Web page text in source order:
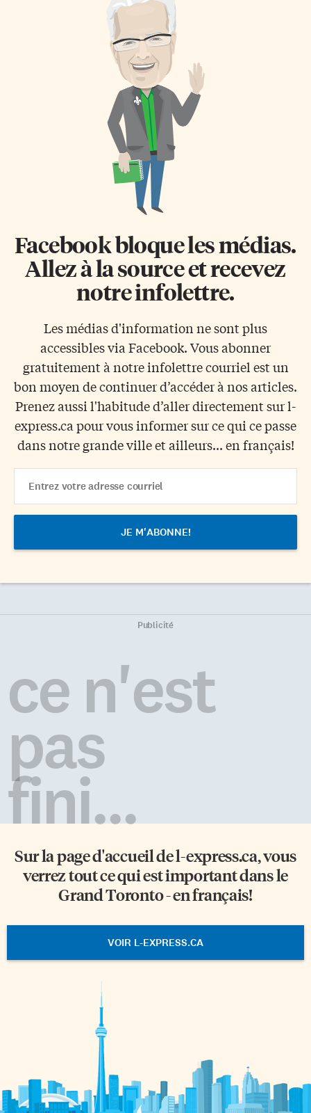
Facebook bloque les médias.
Allez à la source et recevez
notre infolettre.
Les médias d'information ne sont plus
accessibles via Facebook. Vous abonner
gratuitement à notre infolettre courriel est un
bon moyen de continuer d’accéder à nos articles.
Prenez aussi l'habitude d’aller directement sur l-
express.ca pour vous informer sur ce qui ce passe
dans notre grande ville et ailleurs... en français!
Address
Publicité
ce n'est
pas
fini...
Sur la page d'accueil del-express.ca, vous
verrez tout ce qui est important dans le
Grand Toronto - en français!
VOIR L-EXPRESS.CA